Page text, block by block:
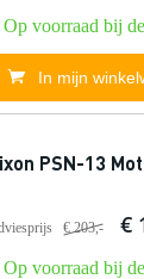
Op voorraad bij
In mijn
PSN-13
€ 203,- €
Op voorraad bij